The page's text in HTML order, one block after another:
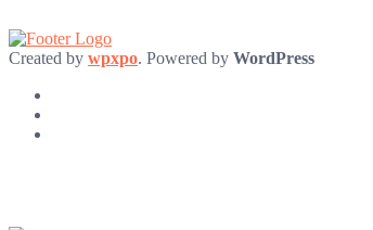
Created by wpxpo. Powered by WordPress